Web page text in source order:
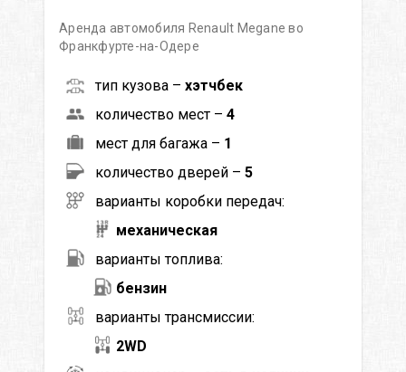
Аренда автомобиля Renault Megane во
Франкфурте-на-Одере
тип кузова – хэтчбек
количество мест – 4
мест для багажа – 1
количество дверей – 5
варианты коробки передач:
механическая
варианты топлива:
бензин
варианты трансмиссии:
2WD